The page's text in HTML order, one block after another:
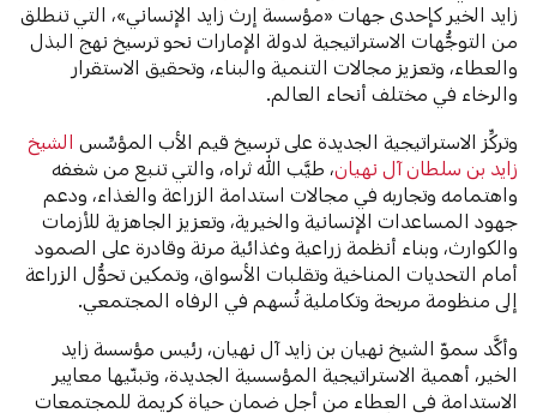
زايد الخير كإحدى جهات «مؤسسة إرث زايد الإنساني»، التي تنطلق
من التوجُّهات الاستراتيجية لدولة الإمارات نحو ترسيخ نهج البذل
والعطاء، وتعزيز مجالات التنمية والبناء، وتحقيق الاستقرار
والرخاء في مختلف أنحاء العالم.
وتركِّز الاستراتيجية الجديدة على ترسيخ قيم الأب المؤسِّس الشيخ
زايد بن سلطان آل نهيان، طيَّب الله ثراه، والتي تنبع من شغفه
واهتمامه وتجاربه في مجالات استدامة الزراعة والغذاء، ودعم
جهود المساعدات الإنسانية والخيرية، وتعزيز الجاهزية للأزمات
والكوارث، وبناء أنظمة زراعية وغذائية مرنة وقادرة على الصمود
أمام التحديات المناخية وتقلبات الأسواق، وتمكين تحوُّل الزراعة
إلى منظومة مربحة وتكاملية تُسهم في الرفاه المجتمعي.
وأكَّد سموّ الشيخ نهيان بن زايد آل نهيان، رئيس مؤسسة زايد
الخير، أهمية الاستراتيجية المؤسسية الجديدة، وتبنّيها معايير
الاستدامة في العطاء من أجل ضمان حياة كريمة للمجتمعات